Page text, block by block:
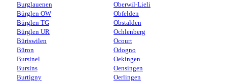
Burglauenen
Bürglen OW
Bürglen TG
Bürglen UR
Büriswilen
Büron
Bursinel
Bursins
Burtigny
Oberwil-Lieli
Obfelden
Obstalden
Ochlenberg
Ocourt
Odogno
Oekingen
Oensingen
Oerlingen